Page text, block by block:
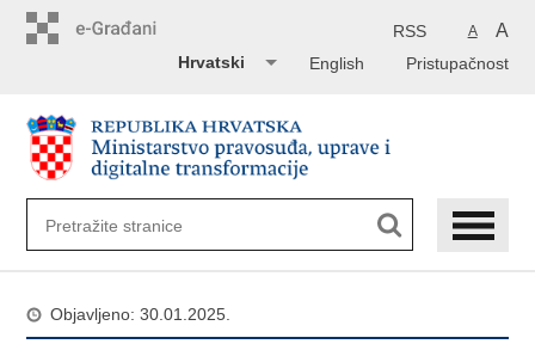
A A
RSS
Pristupačnost
English
Hrvatski
Objavljeno: 30.01.2025.